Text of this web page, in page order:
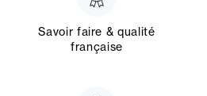
Savoir faire & qualité
française